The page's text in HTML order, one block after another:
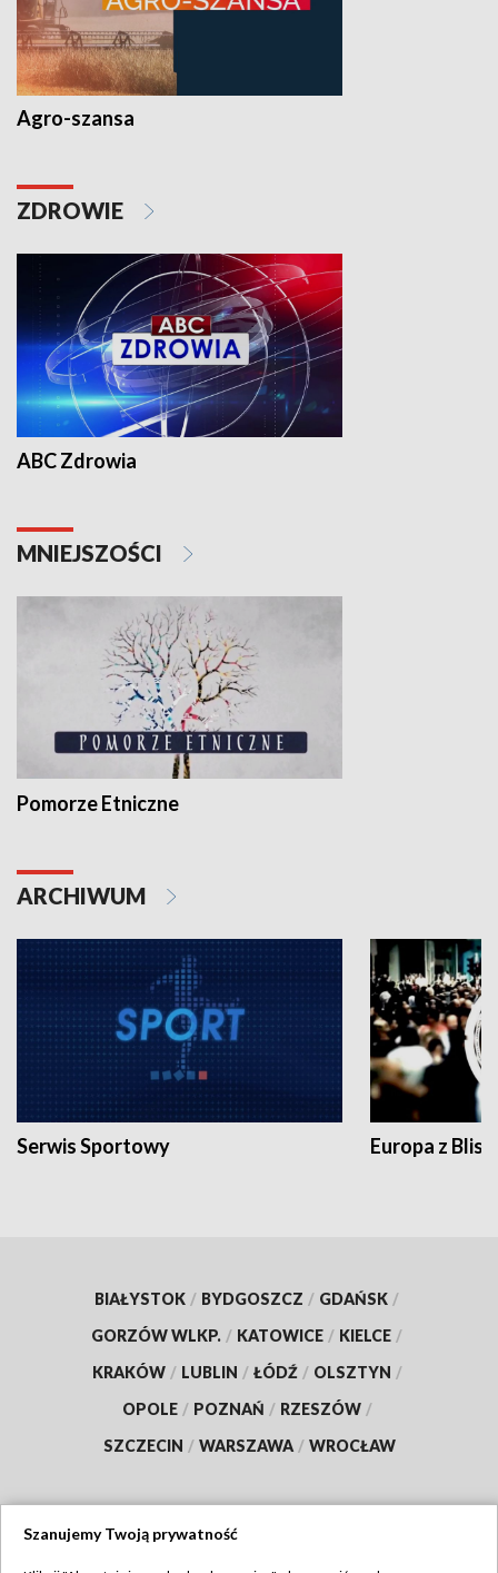
Agro-szansa
ZDROWIE
ABC Zdrowia
MNIEJSZOŚCI
Pomorze Etniczne
ARCHIWUM
Serwis Sportowy Europa z
BIAŁYSTOK / BYDGOSZCZ / GDAŃSK /
GORZÓW WLKP. / KATOWICE / KIELCE /
KRAKÓW / LUBLIN / ŁÓDŹ / OLSZTYN /
OPOLE / POZNAŃ / RZESZÓW /
SZCZECIN / WARSZAWA / WROCŁAW
Szanujemy Twoją prywatność